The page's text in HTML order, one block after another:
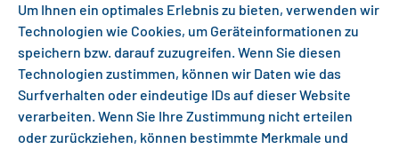
Um Ihnen ein optimales Erlebnis zu bieten, verwenden wir
Technologien wie Cookies, um Geräteinformationen zu
speichern bzw. darauf zuzugreifen. Wenn Sie diesen
Technologien zustimmen, können wir Daten wie das
Surfverhalten oder eindeutige IDs auf dieser Website
verarbeiten. Wenn Sie Ihre Zustimmung nicht erteilen
oder zurückziehen, können bestimmte Merkmale und